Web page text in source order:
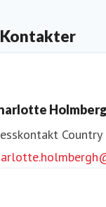
Kontakter